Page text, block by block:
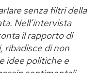
senza filtri della
Nell’intervista
il rapporto di
ribadisce di non
idee politiche e